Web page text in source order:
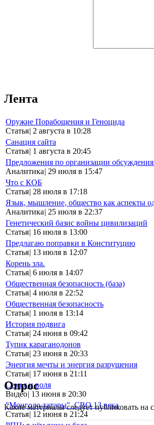
Лента
Оружие Порабощения и Геноцида
Статья| 2 августа в 10:28
Санация сайта
Статья| 1 августа в 20:45
Предложения по организации
Аналитика| 29 июля в 15:47
Что с КОБ
Статья| 28 июля в 17:18
Язык, мышление, общество как аспекты
Аналитика| 25 июля в 22:37
Генетический базис войны цивилизаций
Статья| 16 июля в 13:00
Предлагаю поправки в Конституцию
Статья| 13 июля в 12:07
Корень зла.
Статья| 6 июля в 14:07
Общественная безопасность (база)
Статья| 4 июля в 22:52
Общественная безопасность
Статья| 1 июля в 13:14
История подвига
Статья| 24 июня в 09:42
Тупик караганодонов
Статья| 23 июня в 20:33
Энергия мечты и энергия разрушения
Статья| 17 июня в 21:11
Семья и воля
Видео| 13 июня в 20:30
"Монголо-татары". СВО 13 века
Статья| 12 июня в 21:24
Опрос
Какие материалы следует публиковать на